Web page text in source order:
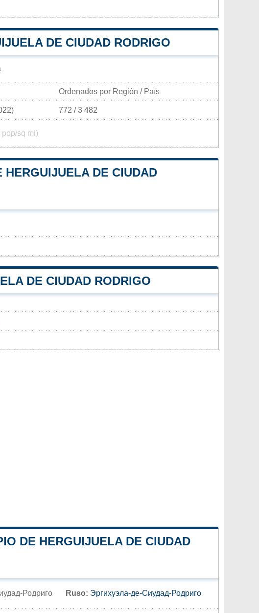
DE CIUDAD RODRIGO
Ordenados por Región / País
772 / 3 482
pop/sq mi)
DE CIUDAD
DE CIUDAD RODRIGO
DE HERGUIJUELA DE CIUDAD
Родриго Ruso: Эргихуэла-де-Сиудад-Родриго